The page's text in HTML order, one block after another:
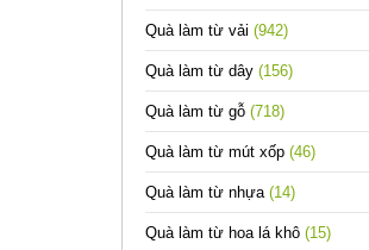
Quà làm từ vải (942)
Quà làm từ dây (156)
Quà làm từ gỗ (718)
Quà làm từ mút xốp (46)
Quà làm từ nhựa (14)
Quà làm từ hoa lá khô (15)